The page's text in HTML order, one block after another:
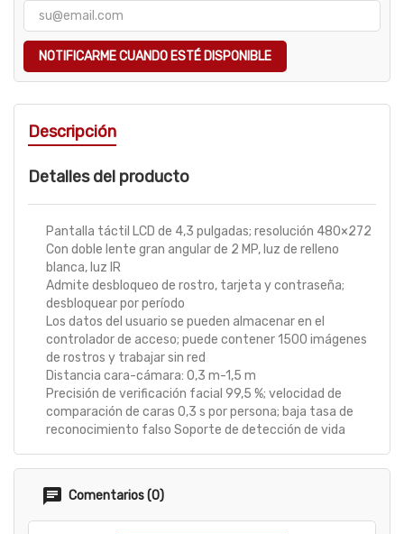
NOTIFICARME CUANDO ESTÉ DISPONIBLE
Descripción
Detalles del producto
Pantalla táctil LCD de 4,3 pulgadas; resolución 480×272
Con doble lente gran angular de 2 MP, luz de relleno
blanca, luz IR
Admite desbloqueo de rostro, tarjeta y contraseña;
desbloquear por período
Los datos del usuario se pueden almacenar en el
controlador de acceso; puede contener 1500 imágenes
de rostros y trabajar sin red
Distancia cara-cámara: 0,3 m-1,5 m
Precisión de verificación facial 99,5 %; velocidad de
comparación de caras 0,3 s por persona; baja tasa de
reconocimiento falso Soporte de detección de vida
Comentarios (0)